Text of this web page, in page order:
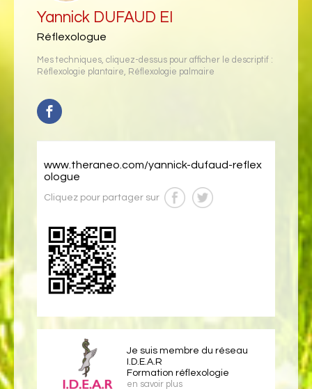
Yannick DUFAUD EI
Réflexologue
Mes techniques, cliquez-dessus pour afficher le descriptif :
Réflexologie plantaire, Réflexologie palmaire
www.theraneo.com/yannick-dufaud-reflex
ologue
Cliquez pour partager sur
Je suis membre du réseau
I.D.E.A.R
Formation réflexologie
en savoir plus